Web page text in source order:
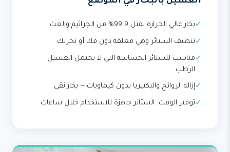
بخار عالي الحرارة يقتل 99.9% من الجراثيم والعث
تنظيف الستائر وهي معلقة دون فك أو تحريك
مناسب للستائر الحساسة التي لا تحتمل الغسيل
الرطب
إزالة الروائح والبكتيريا بدون كيماويات — بخار نقي
توفير الوقت: الستائر جاهزة للاستخدام خلال ساعات